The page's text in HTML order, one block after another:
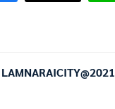
LAMNARAICITY@2021